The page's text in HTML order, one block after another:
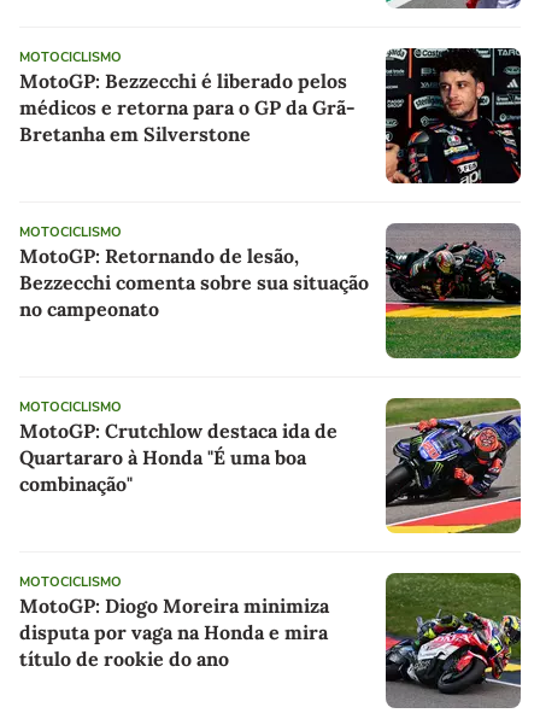
MOTOCICLISMO
MotoGP: Bezzecchi é liberado pelos
médicos e retorna para o GP da Grã-
Bretanha em Silverstone
MOTOCICLISMO
MotoGP: Retornando de lesão,
Bezzecchi comenta sobre sua situação
no campeonato
MOTOCICLISMO
MotoGP: Crutchlow destaca ida de
Quartararo à Honda "É uma boa
combinação"
MOTOCICLISMO
MotoGP: Diogo Moreira minimiza
disputa por vaga na Honda e mira
título de rookie do ano